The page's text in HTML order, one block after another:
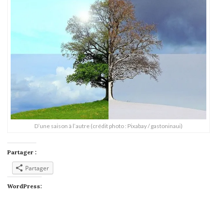
D’une saison à l’autre (crédit photo : Pixabay / gastoninaui)
Partager :
Partager
WordPress: